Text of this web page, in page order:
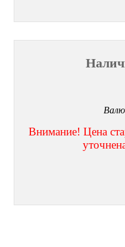
Внимание! Цена